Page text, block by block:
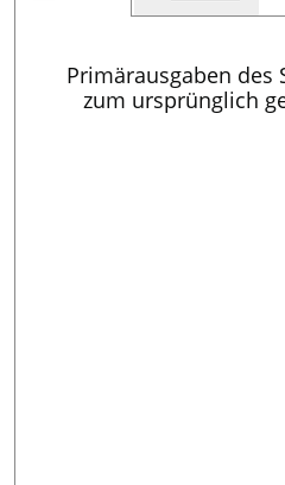
Primärausgaben des
zum ursprünglich